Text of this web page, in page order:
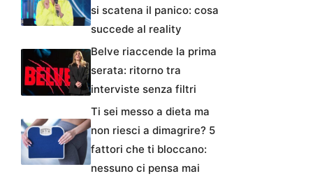
si scatena il panico: cosa
succede al reality
Belve riaccende la prima
serata: ritorno tra
interviste senza filtri
Ti sei messo a dieta ma
non riesci a dimagrire? 5
fattori che ti bloccano:
nessuno ci pensa mai